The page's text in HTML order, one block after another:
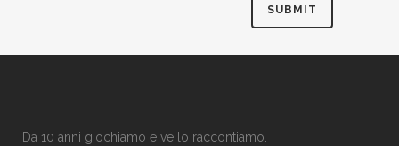
Da 10 anni giochiamo e ve lo raccontiamo.